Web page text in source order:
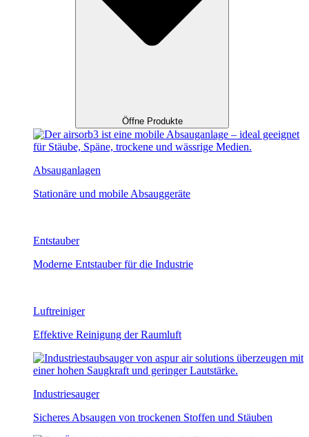
Öffne Produkte
Absauganlagen
Stationäre und mobile Absauggeräte
Entstauber
Moderne Entstauber für die Industrie
Luftreiniger
Effektive Reinigung der Raumluft
Industriesauger
Sicheres Absaugen von trockenen Stoffen und Stäuben